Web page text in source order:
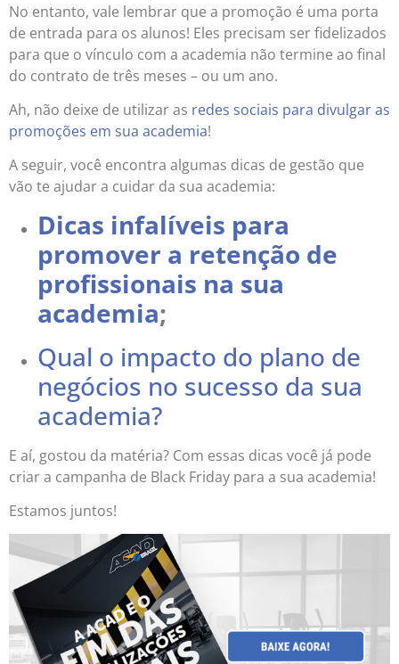
No entanto, vale lembrar que a promoção é uma porta
de entrada para os alunos! Eles precisam ser fidelizados
para que o vínculo com a academia não termine ao final
do contrato de três meses – ou um ano.
Ah, não deixe de utilizar as redes sociais para divulgar as
promoções em sua academia!
A seguir, você encontra algumas dicas de gestão que
vão te ajudar a cuidar da sua academia:
Dicas infalíveis para
promover a retenção de
profissionais na sua
academia;
Qual o impacto do plano de
negócios no sucesso da sua
academia?
E aí, gostou da matéria? Com essas dicas você já pode
criar a campanha de Black Friday para a sua academia!
Estamos juntos!